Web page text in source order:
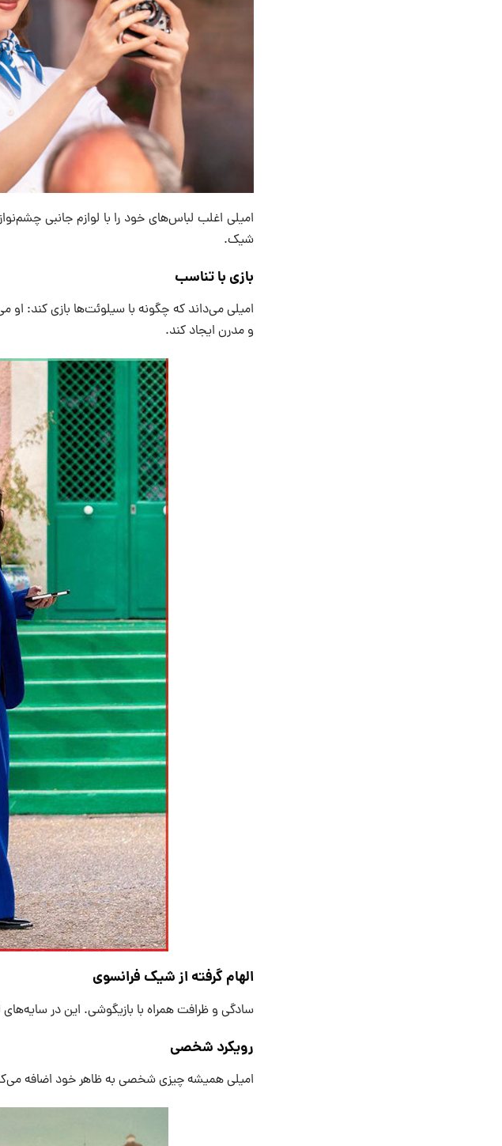
امیلی اغلب لباس‌های خود را با لوازم جانبی
شیک.
بازی با تناسب
امیلی می‌داند که چگونه با سیلوئت‌ها بازی کند:
و مدرن ایجاد کند.
الهام گرفته از شیک فرانسوی
سادگی و ظرافت همراه با بازیگوشی. این در
رویکرد شخصی
امیلی همیشه چیزی شخصی به ظاهر خود اضافه